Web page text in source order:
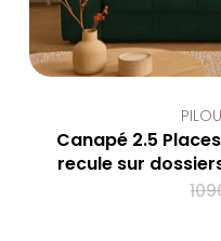
Canapé 2.5
recule sur